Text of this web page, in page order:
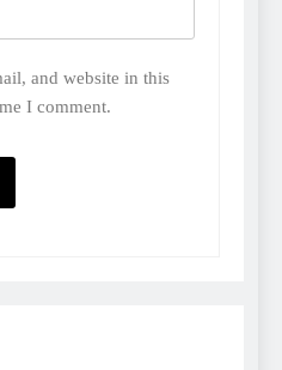
and website in this
I comment.